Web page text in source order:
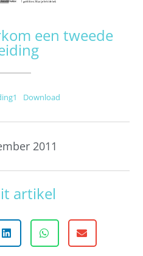
een tweede
Download
2011
artikel